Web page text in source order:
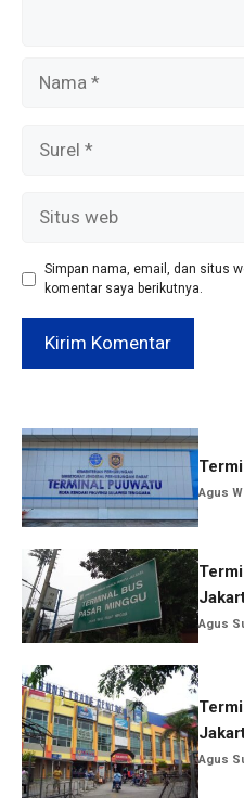
Simpan nama, email, dan situs
komentar saya berikutnya.
Agus
Agus
Agus